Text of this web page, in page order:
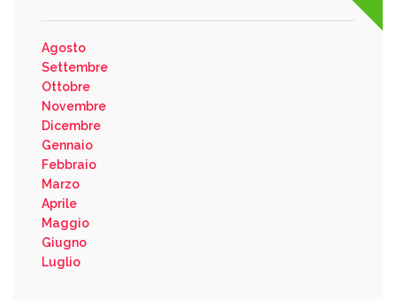
Agosto
Settembre
Ottobre
Novembre
Dicembre
Gennaio
Febbraio
Marzo
Aprile
Maggio
Giugno
Luglio